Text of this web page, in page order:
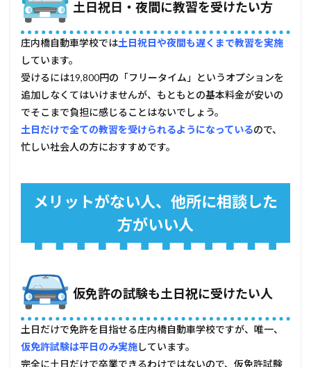
土日祝日・夜間に教習を受けたい方
庄内橋自動車学校では土日祝日や夜間も遅くまで教習を実施
しています。
受けるには19,800円の「フリータイム」というオプションを
追加しなくてはいけませんが、もともとの基本料金が安いの
でそこまで負担に感じることはないでしょう。
土日だけで全ての教習を受けられるようになっているので、
忙しい社会人の方におすすめです。
メリットがない人、他所に相談した
方がいい人
仮免許の試験も土日祝に受けたい人
土日だけで免許を目指せる庄内橋自動車学校ですが、唯一、
仮免許試験は平日のみ実施しています。
完全に土日だけで卒業できるわけではないので、仮免許試験